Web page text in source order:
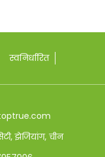
स्वनिर्धारित
झेजियांग, चीन